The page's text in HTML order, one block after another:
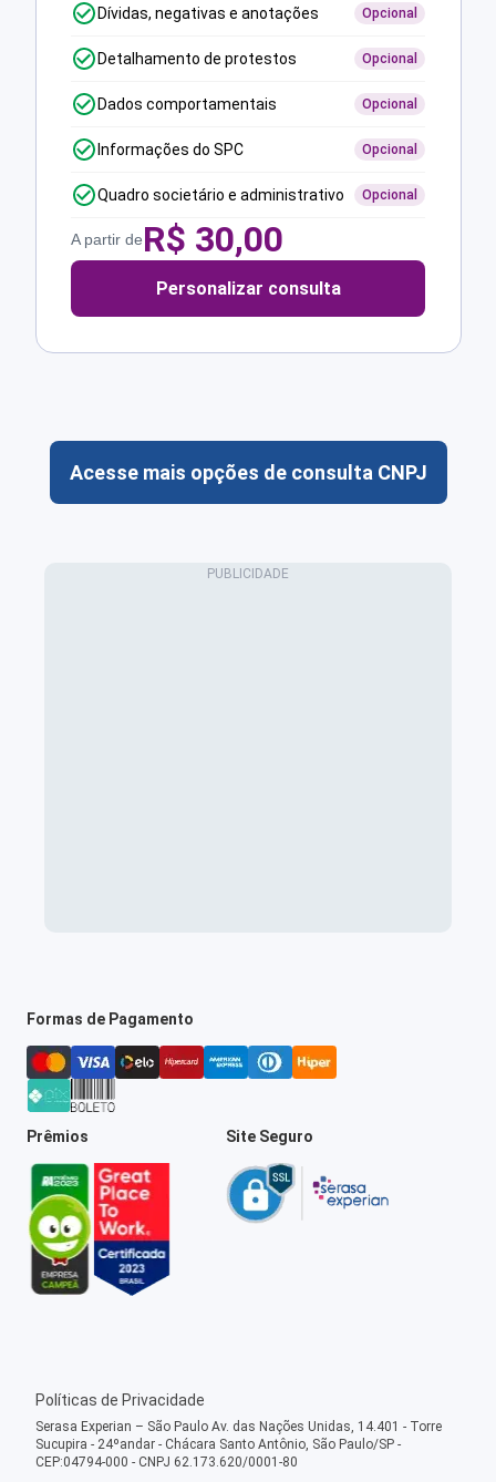
Dívidas, negativas e anotações Opcional
Detalhamento de protestos Opcional
Dados comportamentais Opcional
Informações do SPC Opcional
Quadro societário e administrativo Opcional
A partir deR$ 30,00
Personalizar consulta
Acesse mais opções de consulta CNPJ
Formas de Pagamento
Prêmios Site Seguro
Políticas de Privacidade
Serasa Experian – São Paulo Av. das Nações Unidas, 14.401 - Torre
Sucupira - 24ºandar - Chácara Santo Antônio, São Paulo/SP -
CEP:04794-000 - CNPJ 62.173.620/0001-80